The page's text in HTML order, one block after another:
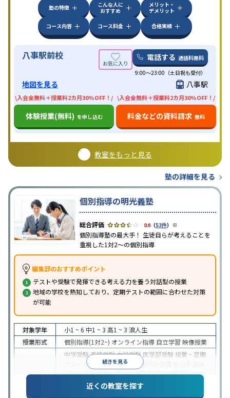
塾の特徴
こんな人に
おすすめ
メリット・
デメリット
コース内容
コース料金 合格実績
八事駅前校 電話する 通話料無料
9:00～23:00（土日祝も受付）
地図を見る 八事駅
\入会金無料＋授業料2カ月30%OFF！/
体験授業(無料) を申し込む
\入会金無料＋授業料2カ月30%OFF！/
料金などの資料請求 無料
教室をもっと見る
塾の詳細を見る
個別指導の明光義塾
3.6（53件） ※
個別指導塾の最大手！ 生徒自らが考えることを
重視した1対2〜の個別指導
編集部のおすすめポイント
テストや受験で発揮できる考える力を養う対話型の授業
地域の学校を熟知しており、定期テストの範囲に合わせた対策
が可能
続きを見る
対象学年 小1 ~ 6 中1 ~ 3 高1 ~ 3 浪人生
授業形式
個別指導(1対2~) オンライン指導 自立学習 映像授業
中学受験高校受験大学受験 医学部受験 授業・定期
テスト対策
内申点対策 学習習慣の定着
(旧AO)対策推薦入試対策学校別特化対策国公立大
私大対策共通テスト対策
英語・英会話特化
近くの教室を探す